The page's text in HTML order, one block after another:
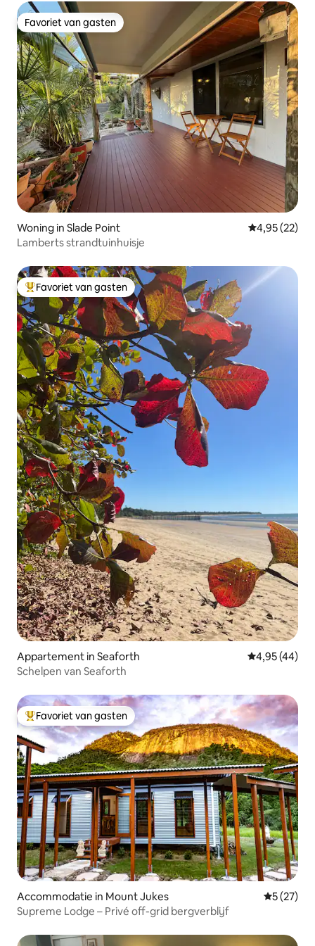
Favoriet van gasten
Favoriet van gasten
Woning in Slade Point Gemiddelde
4,95 (22)
Lamberts strandtuinhuisje
Topfavoriet van gasten
Favoriet van gasten
Appartement in Seaforth Gemiddelde
4,95 (44)
Schelpen van Seaforth
Topfavoriet van gasten
Favoriet van gasten
Accommodatie in Mount Jukes
5 (27)
Supreme Lodge – Privé off-grid bergverblijf